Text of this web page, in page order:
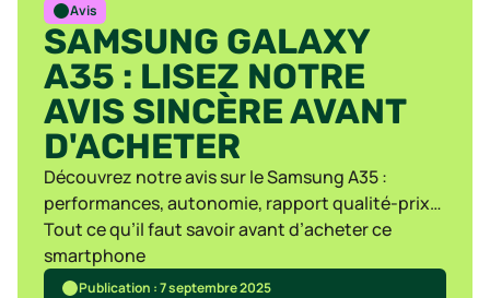
Avis
SAMSUNG GALAXY
A35 : LISEZ NOTRE
AVIS SINCÈRE AVANT
D'ACHETER
Découvrez notre avis sur le Samsung A35 :
performances, autonomie, rapport qualité-prix…
Tout ce qu’il faut savoir avant d’acheter ce
smartphone
Publication : 7 septembre 2025